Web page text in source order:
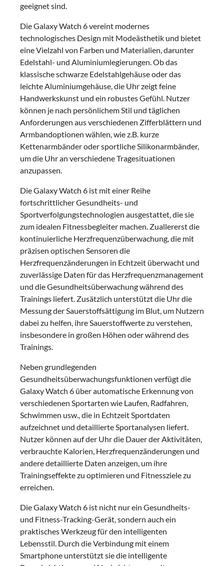
geeignet sind.
Die Galaxy Watch 6 vereint modernes
technologisches Design mit Modeästhetik und bietet
eine Vielzahl von Farben und Materialien, darunter
Edelstahl- und Aluminiumlegierungen. Ob das
klassische schwarze Edelstahlgehäuse oder das
leichte Aluminiumgehäuse, die Uhr zeigt feine
Handwerkskunst und ein robustes Gefühl. Nutzer
können je nach persönlichem Stil und täglichen
Anforderungen aus verschiedenen Zifferblättern und
Armbandoptionen wählen, wie z.B. kurze
Kettenarmbänder oder sportliche Silikonarmbänder,
um die Uhr an verschiedene Tragesituationen
anzupassen.
Die Galaxy Watch 6 ist mit einer Reihe
fortschrittlicher Gesundheits- und
Sportverfolgungstechnologien ausgestattet, die sie
zum idealen Fitnessbegleiter machen. Zuallererst die
kontinuierliche Herzfrequenzüberwachung, die mit
präzisen optischen Sensoren die
Herzfrequenzänderungen in Echtzeit überwacht und
zuverlässige Daten für das Herzfrequenzmanagement
und die Gesundheitsüberwachung während des
Trainings liefert. Zusätzlich unterstützt die Uhr die
Messung der Sauerstoffsättigung im Blut, um Nutzern
dabei zu helfen, ihre Sauerstoffwerte zu verstehen,
insbesondere in großen Höhen oder während des
Trainings.
Neben grundlegenden
Gesundheitsüberwachungsfunktionen verfügt die
Galaxy Watch 6 über automatische Erkennung von
verschiedenen Sportarten wie Laufen, Radfahren,
Schwimmen usw., die in Echtzeit Sportdaten
aufzeichnet und detaillierte Sportanalysen liefert.
Nutzer können auf der Uhr die Dauer der Aktivitäten,
verbrauchte Kalorien, Herzfrequenzänderungen und
andere detaillierte Daten anzeigen, um ihre
Trainingseffekte zu optimieren und Fitnessziele zu
erreichen.
Die Galaxy Watch 6 ist nicht nur ein Gesundheits-
und Fitness-Tracking-Gerät, sondern auch ein
praktisches Werkzeug für den intelligenten
Lebensstil. Durch die Verbindung mit einem
Smartphone unterstützt sie die intelligente